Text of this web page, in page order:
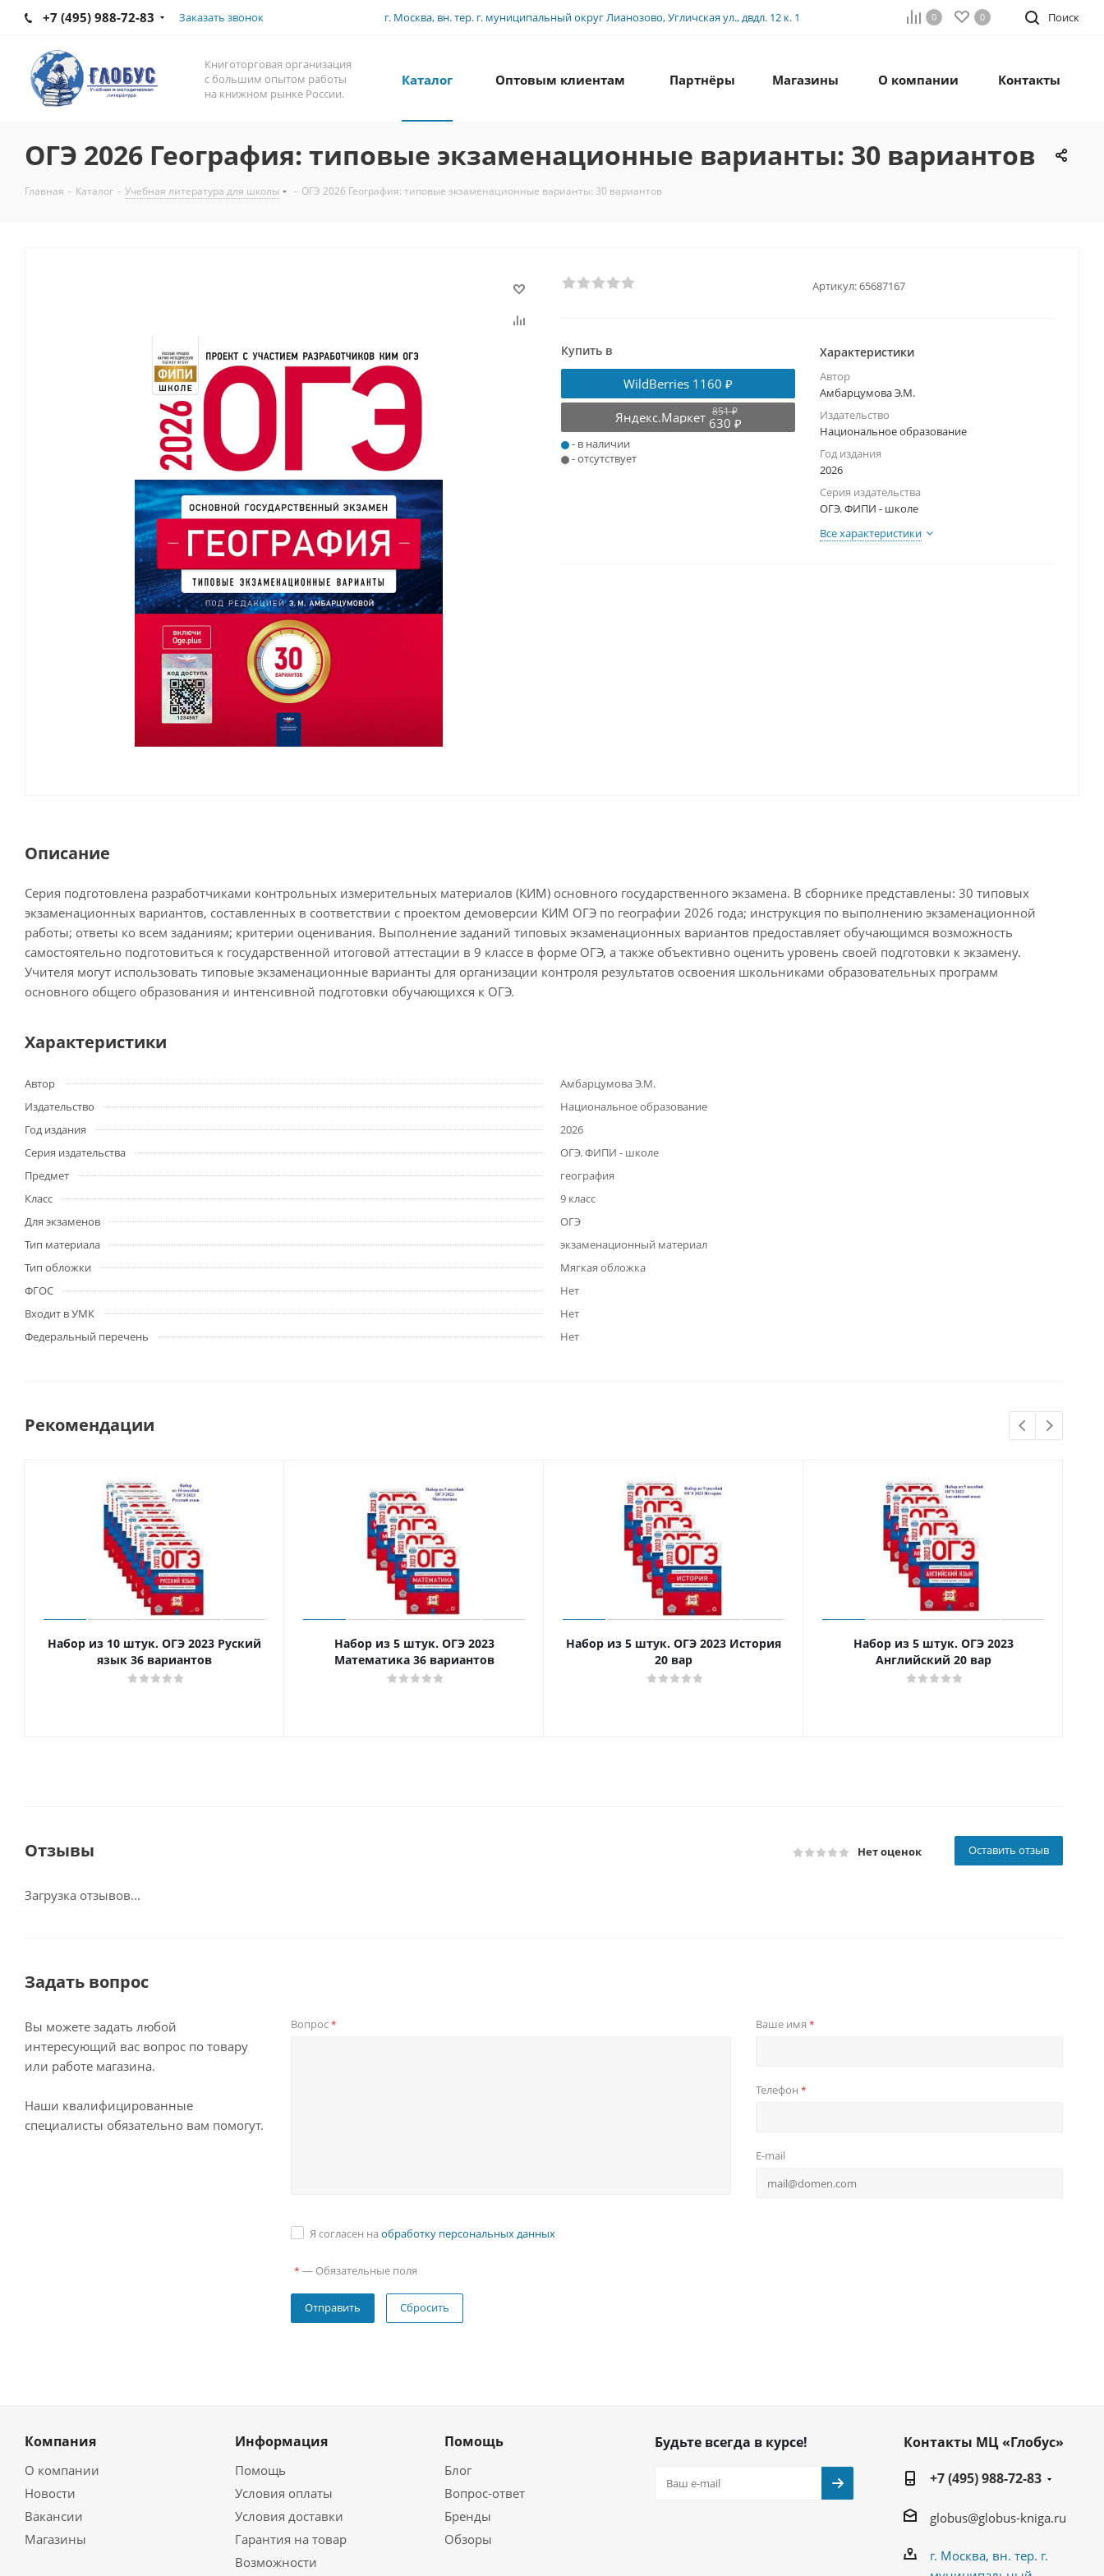
+7 (495) 988-72-83 Заказать звонок г. Москва, вн. тер. г. муниципальный округ Лианозово, Угличская ул., двдл. 12 к. 1 Поиск
0 0
Книготорговая организация
с большим опытом работы
на книжном рынке России.
Каталог Оптовым клиентам Партнёры Магазины О компании Контакты
ОГЭ 2026 География: типовые экзаменационные варианты: 30 вариантов
Главная - Каталог - Учебная литература для школы - ОГЭ 2026 География: типовые экзаменационные варианты: 30 вариантов
Артикул:65687167
Купить в
WildBerries 1160 ₽
Яндекс.Маркет 851 ₽
630 ₽
- в наличии
- отсутствует
Характеристики
Автор
Амбарцумова Э.М.
Издательство
Национальное образование
Год издания
2026
Серия издательства
ОГЭ. ФИПИ - школе
Все характеристики
Описание
Серия подготовлена разработчиками контрольных измерительных материалов (КИМ) основного государственного экзамена. В сборнике представлены: 30 типовых
экзаменационных вариантов, составленных в соответствии с проектом демоверсии КИМ ОГЭ по географии 2026 года; инструкция по выполнению экзаменационной
работы; ответы ко всем заданиям; критерии оценивания. Выполнение заданий типовых экзаменационных вариантов предоставляет обучающимся возможность
самостоятельно подготовиться к государственной итоговой аттестации в 9 классе в форме ОГЭ, а также объективно оценить уровень своей подготовки к экзамену.
Учителя могут использовать типовые экзаменационные варианты для организации контроля результатов освоения школьниками образовательных программ
основного общего образования и интенсивной подготовки обучающихся к ОГЭ.
Характеристики
Автор
Амбарцумова Э.М.
Издательство
Национальное образование
Год издания
2026
Серия издательства
ОГЭ. ФИПИ - школе
Предмет
география
Класс
9 класс
Для экзаменов
ОГЭ
Тип материала
экзаменационный материал
Тип обложки
Мягкая обложка
ФГОС
Нет
Входит в УМК
Нет
Федеральный перечень
Нет
Рекомендации
Набор из 10 штук. ОГЭ 2023 Руский
язык 36 вариантов
Набор из 5 штук. ОГЭ 2023
Математика 36 вариантов
Набор из 5 штук. ОГЭ 2023 История
20 вар
Набор из 5 штук. ОГЭ 2023
Английский 20 вар
Отзывы Нет оценок Оставить отзыв
Загрузка отзывов...
Задать вопрос
Вы можете задать любой
интересующий вас вопрос по товару
или работе магазина.
Наши квалифицированные
специалисты обязательно вам помогут.
Вопрос* Ваше имя *
Телефон *
E-mail
Я согласен на обработку персональных данных
* — Обязательные поля
Сбросить
Компания
О компании
Новости
Вакансии
Магазины
Информация
Помощь
Условия оплаты
Условия доставки
Гарантия на товар
Возможности
Помощь
Блог
Вопрос-ответ
Бренды
Обзоры
Будьте всегда в курсе!
Контакты МЦ «Глобус»
+7 (495) 988-72-83
globus@globus-kniga.ru
г. Москва, вн. тер. г.